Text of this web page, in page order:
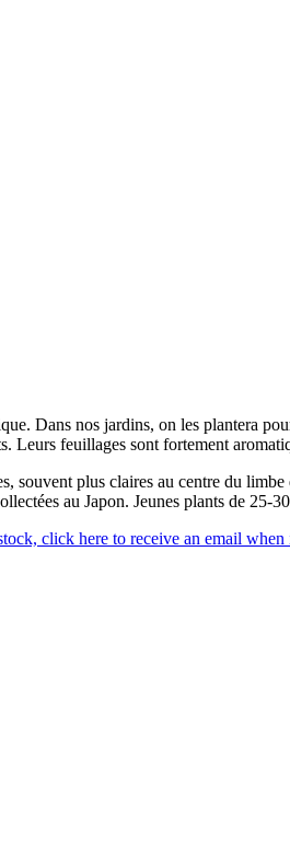
Dans nos jardins, on les plantera
Leurs feuillages sont fortement
plus claires au centre du
au Japon. Jeunes plants de 25-
click here to receive an email